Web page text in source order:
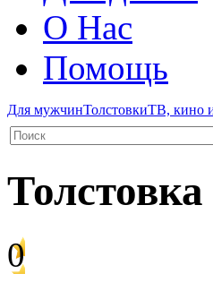
О Нас
Помощь
Для мужчинТолстовкиТВ, кино
0